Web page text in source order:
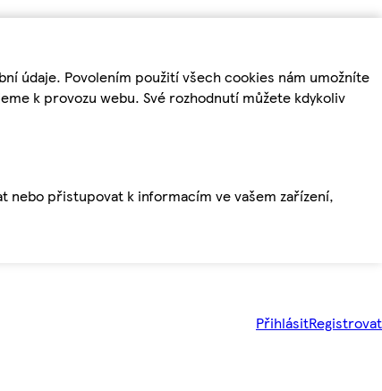
údaje. Povolením použití všech cookies nám umožníte
k provozu webu. Své rozhodnutí můžete kdykoliv
nebo přistupovat k informacím ve vašem zařízení,
PřihlásitRegistrovat